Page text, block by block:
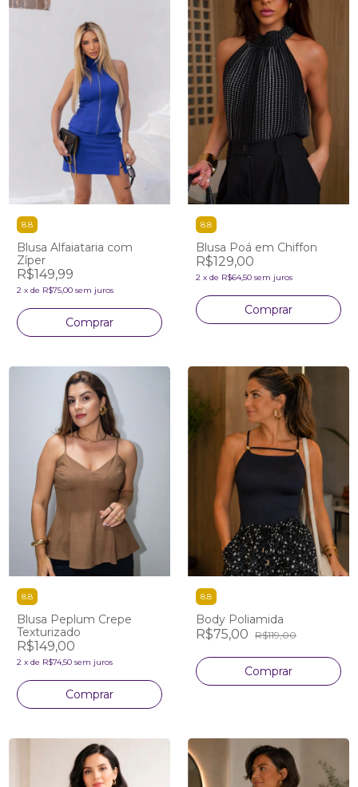
8.8
Blusa Alfaiataria com
Zíper
R$149,99
2 x de R$75,00 sem juros
Comprar
8.8
Blusa Poá em Chiffon
R$129,00
2 x de R$64,50 sem juros
Comprar
8.8
Blusa Peplum Crepe
Texturizado
R$149,00
2 x de R$74,50 sem juros
Comprar
8.8
Body Poliamida
R$75,00 R$119,00
Comprar